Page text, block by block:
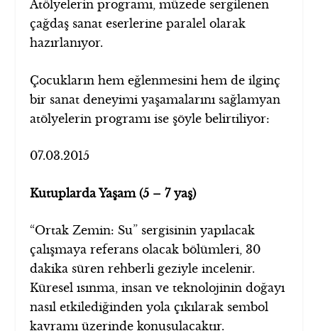
Atölyelerin programı, müzede sergilenen
çağdaş sanat eserlerine paralel olarak
hazırlanıyor.
Çocukların hem eğlenmesini hem de ilginç
bir sanat deneyimi yaşamalarını sağlamyan
atölyelerin programı ise şöyle belirtiliyor:
07.03.2015
Kutuplarda Yaşam (5 – 7 yaş)
“Ortak Zemin: Su” sergisinin yapılacak
çalışmaya referans olacak bölümleri, 30
dakika süren rehberli geziyle incelenir.
Küresel ısınma, insan ve teknolojinin doğayı
nasıl etkilediğinden yola çıkılarak sembol
kavramı üzerinde konuşulacaktır.